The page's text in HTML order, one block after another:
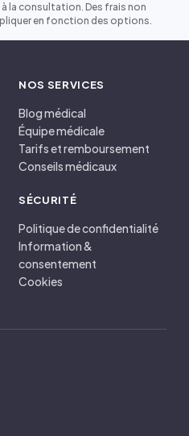
la consultation. Des frais non
en fonction des options.
NOS SERVICES
Blog médical
Équipe médicale
Tarifs et remboursement
Conseils médicaux
SÉCURITÉ
Politique de confidentialité
Information &
consentement
Cookies